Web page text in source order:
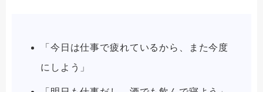
「今日は仕事で疲れているから、また今度
にしよう」